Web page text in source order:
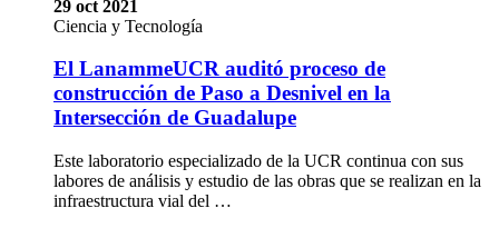
29 oct 2021
Ciencia y Tecnología
El LanammeUCR auditó proceso de
construcción de Paso a Desnivel en la
Intersección de Guadalupe
Este laboratorio especializado de la UCR continua con sus
labores de análisis y estudio de las obras que se realizan en la
infraestructura vial del …